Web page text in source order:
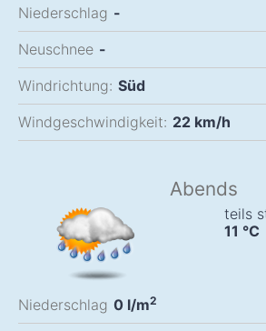
Niederschlag -
Neuschnee -
Windrichtung: Süd
Windgeschwindigkeit: 22 km/h
Abends
teils
11 °C
Niederschlag 0 l/m2